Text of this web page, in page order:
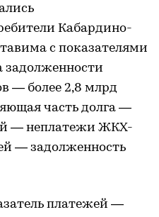
Кабардино-
с показателями
задолженности
— более 2,8 млрд
часть долга —
— неплатежи ЖКХ-
— задолженность
платежей —